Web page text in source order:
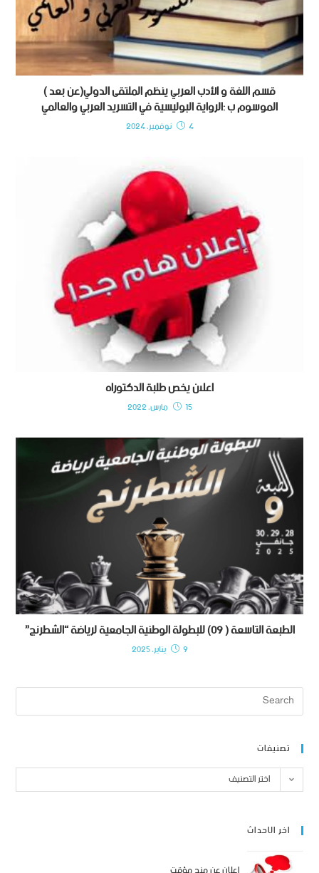
قسم اللغة و الأدب العربي ينظم الملتقى الدولي(عن بعد )
الموسوم ب :الرواية البوليسية في التسريد العربي والعالمي
4 نوفمبر، 2024
اعلان يخص طلبة الدكتوراه
15 مارس، 2022
الطبعة التاسعة ( 09) للبطولة الوطنية الجامعية لرياضة “الشطرنج”
9 يناير، 2025
تصنيفات
اختر التصنيف
اخر الاحداث